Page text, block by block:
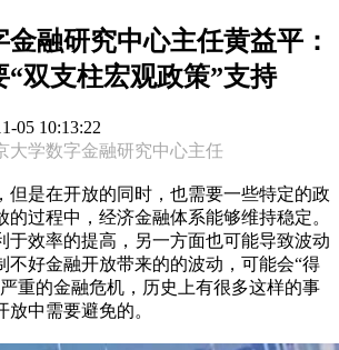
融研究中心主任黄益平：
“双支柱宏观政策”支持
05 10:13:22
大学数字金融研究中心主任
但是在开放的同时，也需要一些特定的政
的过程中，经济金融体系能够维持稳定。
于效率的提高，另一方面也可能导致波动
不好金融开放带来的的波动，可能会“得
重的金融危机，历史上有很多这样的事
中需要避免的。